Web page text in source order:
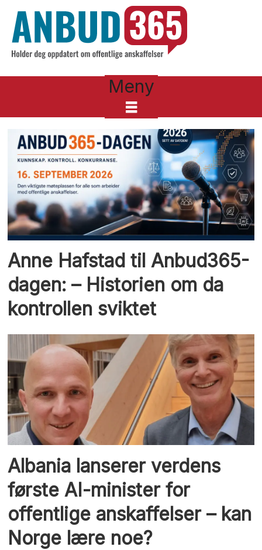
Meny
Tag:
korrupsjon
Anne Hafstad til Anbud365-
dagen: – Historien om da
kontrollen sviktet
Albania lanserer verdens
første AI-minister for
offentlige anskaffelser – kan
Norge lære noe?